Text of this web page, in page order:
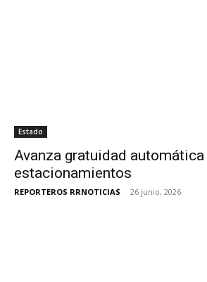
Estado
Avanza gratuidad automática
estacionamientos
REPORTEROS RRNOTICIAS - 26 junio, 2026